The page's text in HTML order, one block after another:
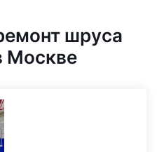
шруса
Москве